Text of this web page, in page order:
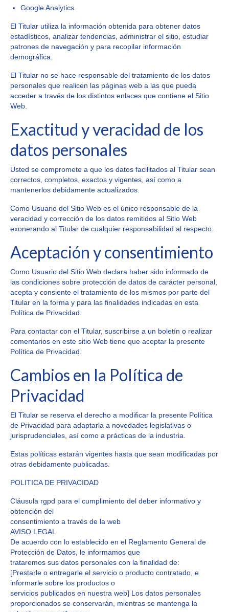
Google Analytics.
El Titular utiliza la información obtenida para obtener datos
estadísticos, analizar tendencias, administrar el sitio, estudiar
patrones de navegación y para recopilar información
demográfica.
El Titular no se hace responsable del tratamiento de los datos
personales que realicen las páginas web a las que pueda
acceder a través de los distintos enlaces que contiene el Sitio
Web.
Exactitud y veracidad de los
datos personales
Usted se compromete a que los datos facilitados al Titular sean
correctos, completos, exactos y vigentes, así como a
mantenerlos debidamente actualizados.
Como Usuario del Sitio Web es el único responsable de la
veracidad y corrección de los datos remitidos al Sitio Web
exonerando al Titular de cualquier responsabilidad al respecto.
Aceptación y consentimiento
Como Usuario del Sitio Web declara haber sido informado de
las condiciones sobre protección de datos de carácter personal,
acepta y consiente el tratamiento de los mismos por parte del
Titular en la forma y para las finalidades indicadas en esta
Política de Privacidad.
Para contactar con el Titular, suscribirse a un boletín o realizar
comentarios en este sitio Web tiene que aceptar la presente
Política de Privacidad.
Cambios en la Política de
Privacidad
El Titular se reserva el derecho a modificar la presente Política
de Privacidad para adaptarla a novedades legislativas o
jurisprudenciales, así como a prácticas de la industria.
Estas políticas estarán vigentes hasta que sean modificadas por
otras debidamente publicadas.
POLITICA DE PRIVACIDAD
Cláusula rgpd para el cumplimiento del deber informativo y
obtención del
consentimiento a través de la web
AVISO LEGAL
De acuerdo con lo establecido en el Reglamento General de
Protección de Datos, le informamos que
trataremos sus datos personales con la finalidad de:
[Prestarle o entregarle el servicio o producto contratado, e
informarle sobre los productos o
servicios publicados en nuestra web] Los datos personales
proporcionados se conservarán, mientras se mantenga la